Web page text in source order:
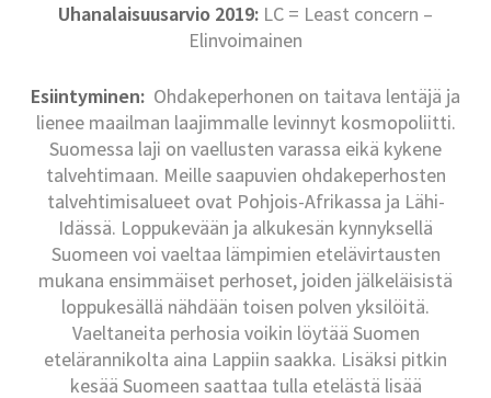
Uhanalaisuusarvio 2019: LC = Least concern –
Elinvoimainen
Esiintyminen: Ohdakeperhonen on taitava lentäjä ja
lienee maailman laajimmalle levinnyt kosmopoliitti.
Suomessa laji on vaellusten varassa eikä kykene
talvehtimaan. Meille saapuvien ohdakeperhosten
talvehtimisalueet ovat Pohjois-Afrikassa ja Lähi-
Idässä. Loppukevään ja alkukesän kynnyksellä
Suomeen voi vaeltaa lämpimien etelävirtausten
mukana ensimmäiset perhoset, joiden jälkeläisistä
loppukesällä nähdään toisen polven yksilöitä.
Vaeltaneita perhosia voikin löytää Suomen
etelärannikolta aina Lappiin saakka. Lisäksi pitkin
kesää Suomeen saattaa tulla etelästä lisää